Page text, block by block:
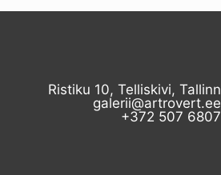
Ristiku 10, Telliskivi, Tallinn
galerii@artrovert.ee
+372 507 6807​